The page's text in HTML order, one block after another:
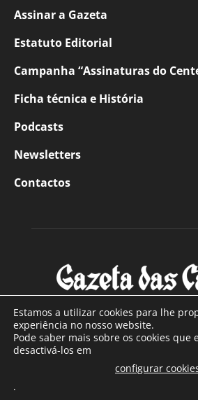
Assinar a Gazeta
Estatuto Editorial
Campanha “Assinaturas do
Ficha técnica e História
Podcasts
Newsletters
Contactos
SOBRE NÓS
Com sede nas Caldas da Rainha e
Estamos a utilizar cookies para lhe
experiência no nosso website.
Pode saber mais sobre os cookies que
desactivá-los em
configurar
.